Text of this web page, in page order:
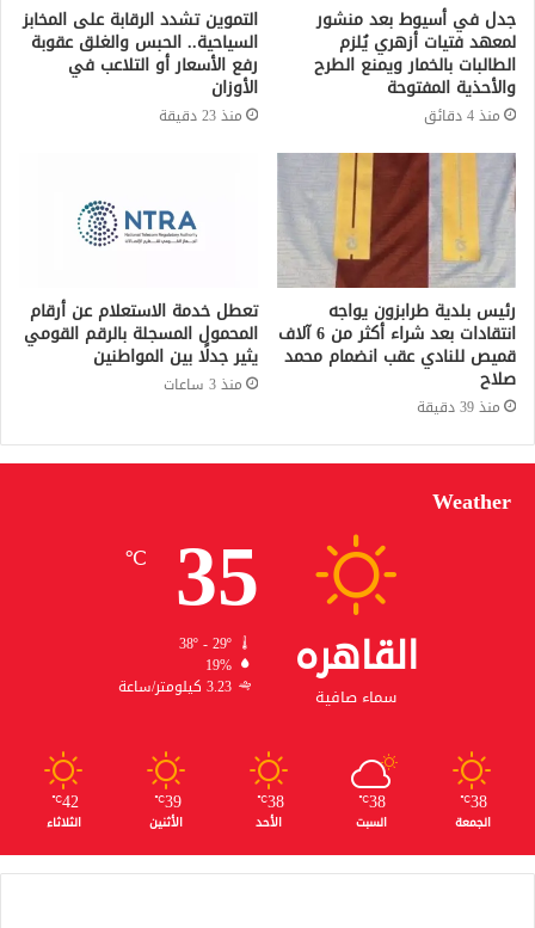
جدل في أسيوط بعد منشور
لمعهد فتيات أزهري يُلزم
الطالبات بالخمار ويمنع الطرح
والأحذية المفتوحة
منذ 4 دقائق
التموين تشدد الرقابة على المخابز
السياحية.. الحبس والغلق عقوبة
رفع الأسعار أو التلاعب في
الأوزان
منذ 23 دقيقة
رئيس بلدية طرابزون يواجه
انتقادات بعد شراء أكثر من 6 آلاف
قميص للنادي عقب انضمام محمد
صلاح
منذ 39 دقيقة
تعطل خدمة الاستعلام عن أرقام
المحمول المسجلة بالرقم القومي
يثير جدلًا بين المواطنين
منذ 3 ساعات
Weather
القاهره
سماء صافية
35
℃
38º - 29º
19%
3.23 كيلومتر/ساعة
38
℃
الجمعة
38
℃
السبت
38
℃
الأحد
39
℃
الأثنين
42
℃
الثلاثاء